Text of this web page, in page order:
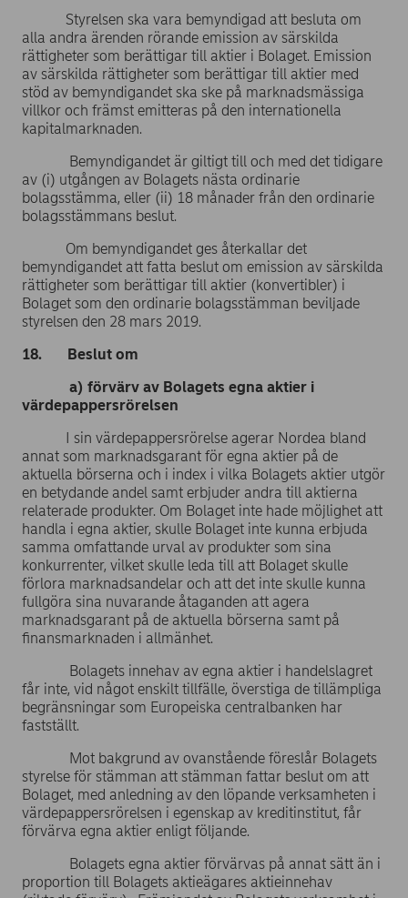
Styrelsen ska vara bemyndigad att besluta om
alla andra ärenden rörande emission av särskilda
rättigheter som berättigar till aktier i Bolaget. Emission
av särskilda rättigheter som berättigar till aktier med
stöd av bemyndigandet ska ske på marknadsmässiga
villkor och främst emitteras på den internationella
kapitalmarknaden.
Bemyndigandet är giltigt till och med det tidigare
av (i) utgången av Bolagets nästa ordinarie
bolagsstämma, eller (ii) 18 månader från den ordinarie
bolagsstämmans beslut.
Om bemyndigandet ges återkallar det
bemyndigandet att fatta beslut om emission av särskilda
rättigheter som berättigar till aktier (konvertibler) i
Bolaget som den ordinarie bolagsstämman beviljade
styrelsen den 28 mars 2019.
18. Beslut om
a) förvärv av Bolagets egna aktier i
värdepappersrörelsen
I sin värdepappersrörelse agerar Nordea bland
annat som marknadsgarant för egna aktier på de
aktuella börserna och i index i vilka Bolagets aktier utgör
en betydande andel samt erbjuder andra till aktierna
relaterade produkter. Om Bolaget inte hade möjlighet att
handla i egna aktier, skulle Bolaget inte kunna erbjuda
samma omfattande urval av produkter som sina
konkurrenter, vilket skulle leda till att Bolaget skulle
förlora marknadsandelar och att det inte skulle kunna
fullgöra sina nuvarande åtaganden att agera
marknadsgarant på de aktuella börserna samt på
finansmarknaden i allmänhet.
Bolagets innehav av egna aktier i handelslagret
får inte, vid något enskilt tillfälle, överstiga de tillämpliga
begränsningar som Europeiska centralbanken har
fastställt.
Mot bakgrund av ovanstående föreslår Bolagets
styrelse för stämman att stämman fattar beslut om att
Bolaget, med anledning av den löpande verksamheten i
värdepappersrörelsen i egenskap av kreditinstitut, får
förvärva egna aktier enligt följande.
Bolagets egna aktier förvärvas på annat sätt än i
proportion till Bolagets aktieägares aktieinnehav